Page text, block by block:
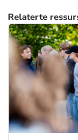
Relaterte